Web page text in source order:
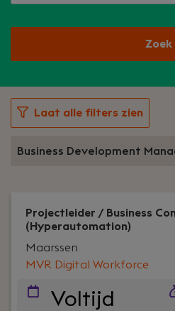
Zoek
Laat alle filters zien
Business Development
Projectleider / Business
(Hyperautomation)
MVR Digital Workforce
Maarssen
Voltijd